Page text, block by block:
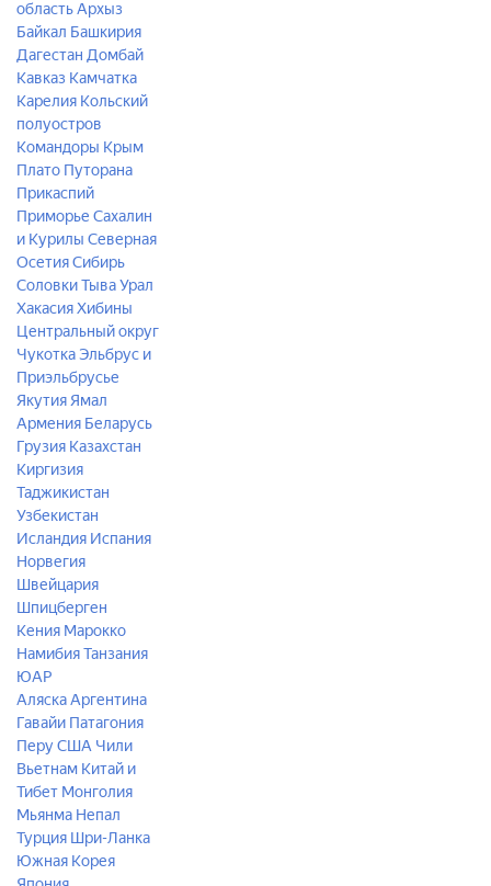
областьАрхыз
Байкал Башкирия
Дагестан Домбай
Кавказ Камчатка
Карелия Кольский
полуостров
Командоры Крым
Плато Путорана
Прикаспий
Приморье Сахалин
и Курилы Северная
ОсетияСибирь
СоловкиТываУрал
ХакасияХибины
Центральный округ
ЧукоткаЭльбрус и
Приэльбрусье
Якутия Ямал
Армения Беларусь
Грузия Казахстан
Киргизия
Таджикистан
Узбекистан
Исландия Испания
Норвегия
Швейцария
Шпицберген
Кения Марокко
НамибияТанзания
ЮАР
АляскаАргентина
Гавайи Патагония
Перу США Чили
Вьетнам Китай и
Тибет Монголия
Мьянма Непал
Турция Шри-Ланка
Южная Корея